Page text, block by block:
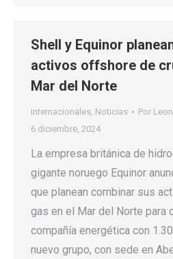
Shell y Equinor
activos offshore de
Mar del Norte
Internacionales, Noticias Por
6 diciembre, 2024
La empresa británica de
gigante noruego Equinor
que planean combinar sus
gas en el Mar del Norte para
compañía energética con
nuevo grupo, con sede en